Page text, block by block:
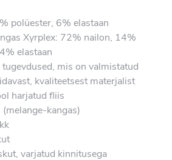
polüester, 6% elastaan
Xyrplex: 72% nailon, 14%
elastaan
tugevdused, mis on valmistatud
kvaliteetsest materjalist
harjatud fliis
(melange-kangas)
varjatud kinnitusega